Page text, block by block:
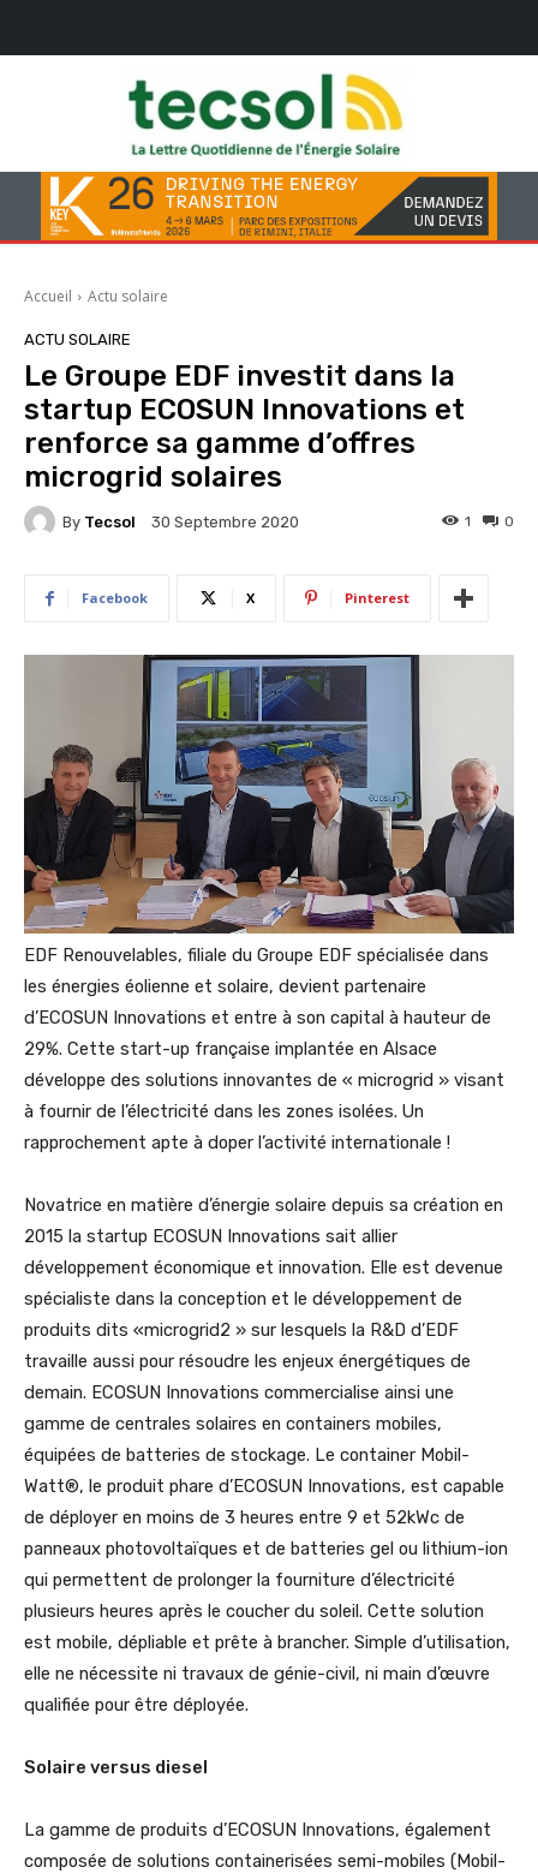
Accueil Actu solaire
ACTU SOLAIRE
Le Groupe EDF investit dans la
startup ECOSUN Innovations et
renforce sa gamme d’offres
microgrid solaires
By Tecsol 30 Septembre 2020 0
1
Facebook X Pinterest
EDF Renouvelables, filiale du Groupe EDF spécialisée dans
les énergies éolienne et solaire, devient partenaire
d’ECOSUN Innovations et entre à son capital à hauteur de
29%. Cette start-up française implantée en Alsace
développe des solutions innovantes de « microgrid » visant
à fournir de l’électricité dans les zones isolées. Un
rapprochement apte à doper l’activité internationale !
Novatrice en matière d’énergie solaire depuis sa création en
2015 la startup ECOSUN Innovations sait allier
développement économique et innovation. Elle est devenue
spécialiste dans la conception et le développement de
produits dits «microgrid2 » sur lesquels la R&D d’EDF
travaille aussi pour résoudre les enjeux énergétiques de
demain. ECOSUN Innovations commercialise ainsi une
gamme de centrales solaires en containers mobiles,
équipées de batteries de stockage. Le container Mobil-
Watt®, le produit phare d’ECOSUN Innovations, est capable
de déployer en moins de 3 heures entre 9 et 52kWc de
panneaux photovoltaïques et de batteries gel ou lithium-ion
qui permettent de prolonger la fourniture d’électricité
plusieurs heures après le coucher du soleil. Cette solution
est mobile, dépliable et prête à brancher. Simple d’utilisation,
elle ne nécessite ni travaux de génie-civil, ni main d’œuvre
qualifiée pour être déployée.
Solaire versus diesel
La gamme de produits d’ECOSUN Innovations, également
composée de solutions containerisées semi-mobiles (Mobil-